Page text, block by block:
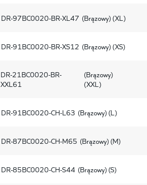
DR-97BC0020-BR-XL47 (Brązowy) (XL)
DR-91BC0020-BR-XS12 (Brązowy) (XS)
DR-21BC0020-BR-
XXL61
(Brązowy)
(XXL)
DR-91BC0020-CH-L63 (Brązowy) (L)
DR-87BC0020-CH-M65 (Brązowy) (M)
DR-85BC0020-CH-S44 (Brązowy) (S)